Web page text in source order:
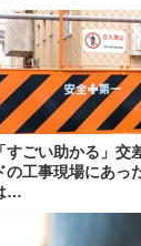
「すごい助かる」交
の工事現場にあっ
…